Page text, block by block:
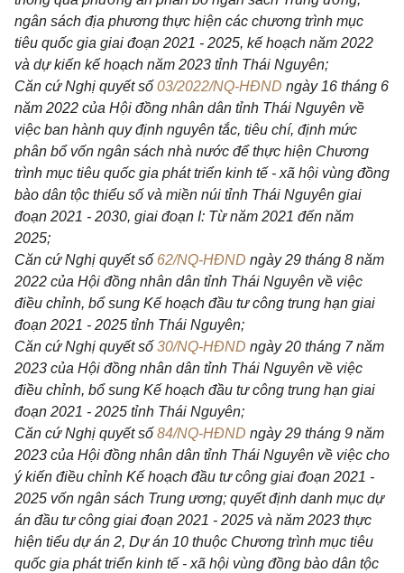
ngân sách địa phương thực hiện các chương trình mục
tiêu quốc gia giai đoạn 2021 - 2025, kế hoạch năm 2022
và dự kiến kế hoạch năm 2023 tỉnh Thái Nguyên;
Căn cứ Nghị quyết số 03/2022/NQ-HĐND ngày 16 tháng 6
năm 2022 của Hội đồng nhân dân tỉnh Thái Nguyên về
việc ban hành quy định nguyên tắc, tiêu chí, định mức
phân bổ vốn ngân sách nhà nước để thực hiện Chương
trình mục tiêu quốc gia phát triển kinh tế - xã hội vùng đồng
bào dân tộc thiểu số và miền núi tỉnh Thái Nguyên giai
đoạn 2021 - 2030, giai đoạn I: Từ năm 2021 đến năm
2025;
Căn cứ Nghị quyết số 62/NQ-HĐND ngày 29 tháng 8 năm
2022 của Hội đồng nhân dân tỉnh Thái Nguyên về việc
điều chỉnh, bổ sung Kế hoạch đầu tư công trung hạn giai
đoạn 2021 - 2025 tỉnh Thái Nguyên;
Căn cứ Nghị quyết số 30/NQ-HĐND ngày 20 tháng 7 năm
2023 của Hội đồng nhân dân tỉnh Thái Nguyên về việc
điều chỉnh, bổ sung Kế hoạch đầu tư công trung hạn giai
đoạn 2021 - 2025 tỉnh Thái Nguyên;
Căn cứ Nghị quyết số 84/NQ-HĐND ngày 29 tháng 9 năm
2023 của Hội đồng nhân dân tỉnh Thái Nguyên về việc cho
ý kiến điều chỉnh Kế hoạch đầu tư công giai đoạn 2021 -
2025 vốn ngân sách Trung ương; quyết định danh mục dự
án đầu tư công giai đoạn 2021 - 2025 và năm 2023 thực
hiện tiểu dự án 2, Dự án 10 thuộc Chương trình mục tiêu
quốc gia phát triển kinh tế - xã hội vùng đồng bào dân tộc